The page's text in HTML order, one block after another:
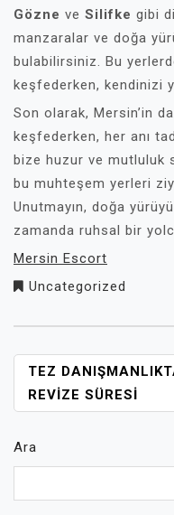
Gözne ve Silifke gibi
manzaralar ve doğa
bulabilirsiniz. Bu
keşfederken, kendinizi
Son olarak, Mersin’in
keşfederken, her anı
bize huzur ve mutluluk
bu muhteşem yerleri
Unutmayın, doğa
zamanda ruhsal bir
Mersin Escort
Uncategorized
YAZI
GEZINMESI
TEZ
REVIZE SÜRESI
Ara